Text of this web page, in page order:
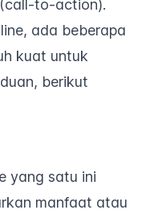
call-to-action).
, ada beberapa
kuat untuk
berikut
yang satu ini
manfaat atau